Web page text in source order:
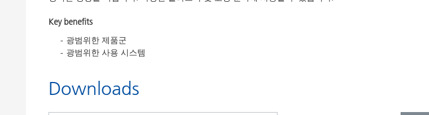
Key benefits
광범위한 제품군
광범위한 사용 시스템
Downloads